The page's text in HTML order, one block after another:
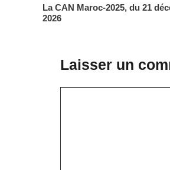
La CAN Maroc-2025, du 21
2026
Laisser un